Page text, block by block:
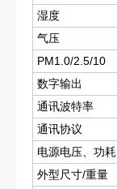
湿度
气压
PM1.0/2.5/10
数字输出
通讯波特率
通讯协议
电源电压、功耗
外型尺寸/重量